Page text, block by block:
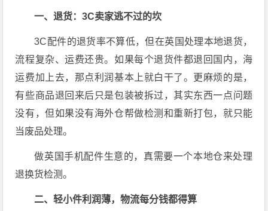
一、退货：3C卖家逃不过的坎
3C配件的退货率不算低，但在英国处理本地退货，
流程复杂、运费还贵。如果每个退货件都退回国内，海
运费加上去，那点利润基本上就白干了。更麻烦的是，
有些商品退回来后只是包装被拆过，其实东西一点问题
没有，但如果没有海外仓帮做检测和重新打包，就只能
当废品处理。
做英国手机配件生意的，真需要一个本地仓来处理
退换货检测。
二、轻小件利润薄，物流每分钱都得算